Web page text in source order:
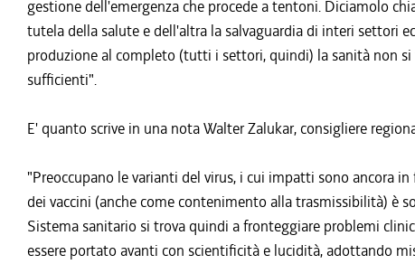
gestione dell'emergenza che procede a tentoni. Diciamolo
tutela della salute e dell'altra la salvaguardia di interi settori
produzione al completo (tutti i settori, quindi) la sanità non
sufficienti".
E' quanto scrive in una nota Walter Zalukar, consigliere
"Preoccupano le varianti del virus, i cui impatti sono ancora
dei vaccini (anche come contenimento alla trasmissibilità) è
Sistema sanitario si trova quindi a fronteggiare problemi
essere portato avanti con scientificità e lucidità, adottando